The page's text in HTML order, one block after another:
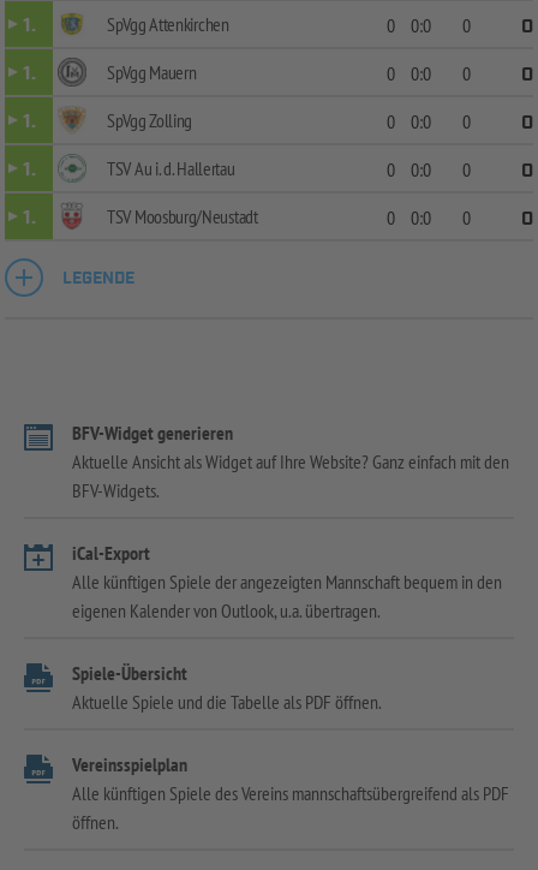
1.
SpVgg Attenkirchen 0 0:0 0
0
1.
SpVgg Mauern 0 0:0 0
0
1.
SpVgg Zolling 0 0:0 0
0
1.
TSV Au i. d. Hallertau 0 0:0 0
0
1.
TSV Moosburg/Neustadt 0 0:0 0 0
LEGENDE
BFV-Widget generieren
Aktuelle Ansicht als Widget auf Ihre Website? Ganz einfach mit den
BFV-Widgets.
iCal-Export
Alle künftigen Spiele der angezeigten Mannschaft bequem in den
eigenen Kalender von Outlook, u.a. übertragen.
Spiele-Übersicht
Aktuelle Spiele und die Tabelle als PDF öffnen.
Vereinsspielplan
Alle künftigen Spiele des Vereins mannschaftsübergreifend als PDF
öffnen.